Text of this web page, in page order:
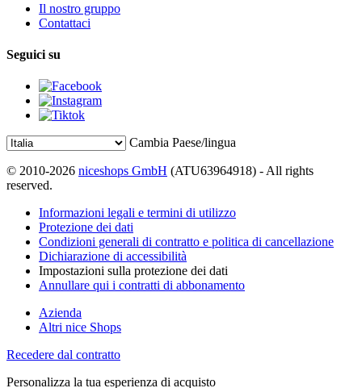
Il nostro gruppo
Contattaci
Seguici su
Cambia Paese/lingua
© 2010-2026 niceshops GmbH (ATU63964918) - All rights
reserved.
Informazioni legali e termini di utilizzo
Protezione dei dati
Condizioni generali di contratto e politica di cancellazione
Dichiarazione di accessibilità
Impostazioni sulla protezione dei dati
Annullare qui i contratti di abbonamento
Azienda
Altri nice Shops
Recedere dal contratto
Personalizza la tua esperienza di acquisto